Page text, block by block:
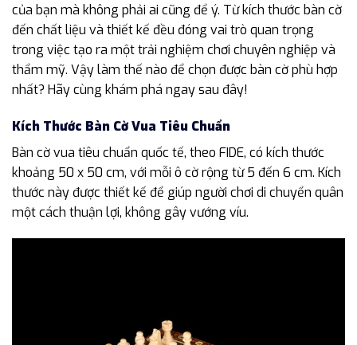
của bạn mà không phải ai cũng để ý. Từ kích thước bàn cờ
đến chất liệu và thiết kế đều đóng vai trò quan trọng
trong việc tạo ra một trải nghiệm chơi chuyên nghiệp và
thẩm mỹ. Vậy làm thế nào để chọn được bàn cờ phù hợp
nhất? Hãy cùng khám phá ngay sau đây!
Kích Thước Bàn Cờ Vua Tiêu Chuẩn
Bàn cờ vua tiêu chuẩn quốc tế, theo FIDE, có kích thước
khoảng 50 x 50 cm, với mỗi ô cờ rộng từ 5 đến 6 cm. Kích
thước này được thiết kế để giúp người chơi di chuyển quân
một cách thuận lợi, không gây vướng víu.